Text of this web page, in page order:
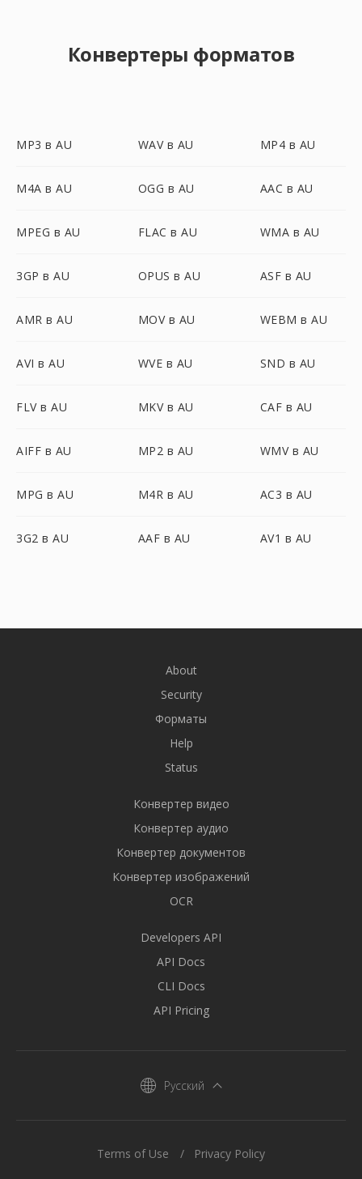
Конвертеры форматов
MP3 в AU WAV в AU MP4 в AU
M4A в AU OGG в AU AAC в AU
MPEG в AU FLAC в AU WMA в AU
3GP в AU OPUS в AU ASF в AU
AMR в AU MOV в AU WEBM в AU
AVI в AU WVE в AU SND в AU
FLV в AU MKV в AU CAF в AU
AIFF в AU MP2 в AU WMV в AU
MPG в AU M4R в AU AC3 в AU
3G2 в AU AAF в AU AV1 в AU
About
Security
Форматы
Help
Status
Конвертер видео
Конвертер аудио
Конвертер документов
Конвертер изображений
OCR
Developers API
API Docs
CLI Docs
API Pricing
Русский
Terms of Use Privacy Policy